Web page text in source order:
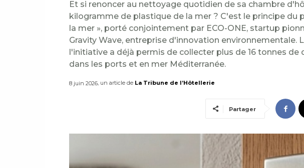
Et si renoncer au nettoyage quotidien de sa chambre
kilogramme de plastique de la mer ? C'est le principe du
la mer », porté conjointement par ECO-ONE, startup
Gravity Wave, entreprise d'innovation environnementale.
l'initiative a déjà permis de collecter plus de 16 tonnes
dans les ports et en mer Méditerranée.
8 juin 2026, un article de La Tribune de l’Hôtellerie
Partager